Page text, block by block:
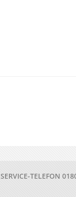
SERVICE-TELEFON